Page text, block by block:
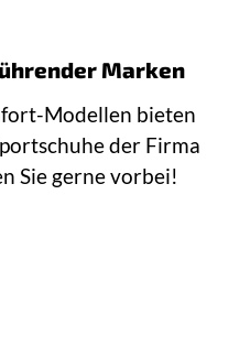
Marken
Modellen bieten
der Firma
Sie gerne vorbei!